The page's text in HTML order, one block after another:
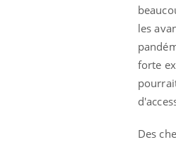
les
forte
Des